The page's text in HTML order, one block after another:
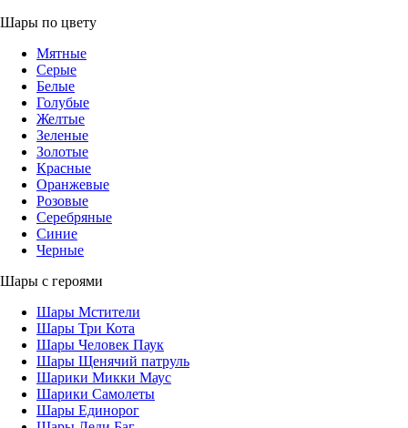
Шары по цвету
Мятные
Серые
Белые
Голубые
Желтые
Зеленые
Золотые
Красные
Оранжевые
Розовые
Серебряные
Синие
Черные
Шары с героями
Шары Мстители
Шары Три Кота
Шары Человек Паук
Шары Щенячий патруль
Шарики Микки Маус
Шарики Самолеты
Шары Единорог